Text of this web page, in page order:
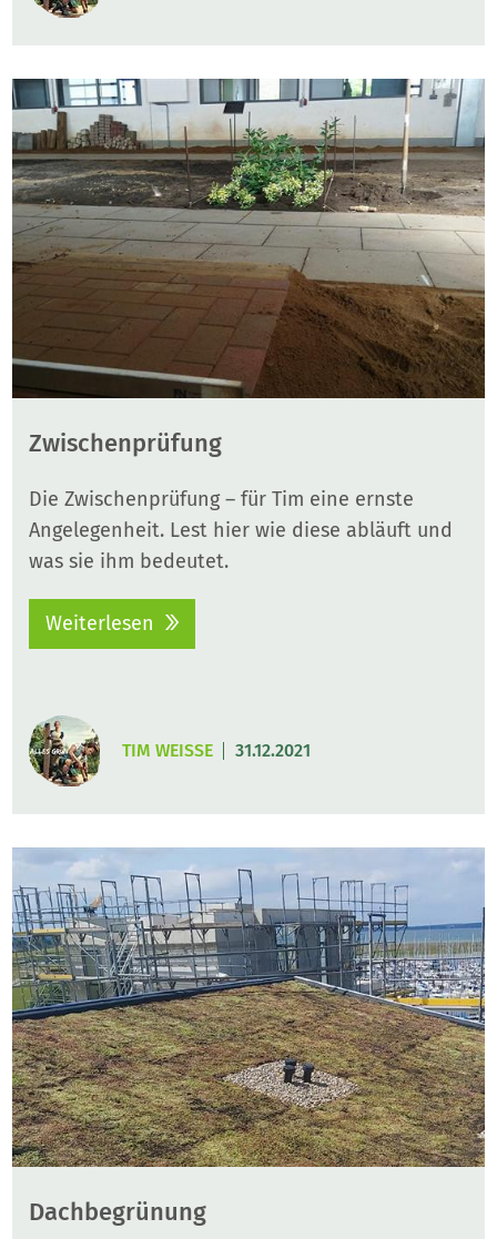
Zwischenprüfung
Die Zwischenprüfung – für Tim eine ernste
Angelegenheit. Lest hier wie diese abläuft und
was sie ihm bedeutet.
Weiterlesen
TIM WEISSE 31.12.2021
Dachbegrünung